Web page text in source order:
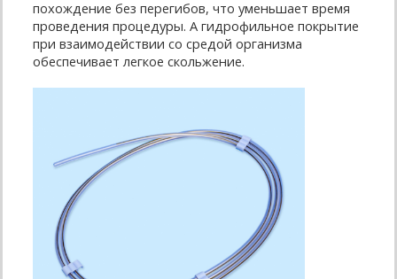
похождение без перегибов, что уменьшает время
проведения процедуры. А гидрофильное покрытие
при взаимодействии со средой организма
обеспечивает легкое скольжение.